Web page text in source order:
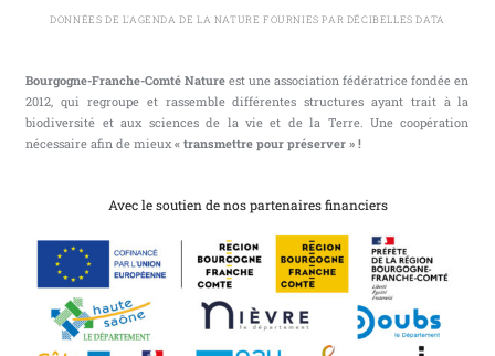
DONNÉES DE L'AGENDA DE LA NATURE FOURNIES PAR DÉCIBELLES DATA
Bourgogne-Franche-Comté Nature est une association fédératrice fondée en
2012, qui regroupe et rassemble différentes structures ayant trait à la
biodiversité et aux sciences de la vie et de la Terre. Une coopération
nécessaire afin de mieux« transmettre pour préserver » !
Avec le soutien de nos partenaires financiers